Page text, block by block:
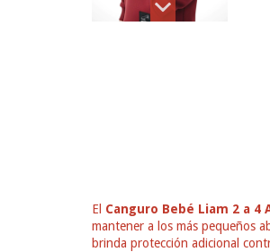
El Canguro Bebé Liam 2 a 4
mantener a los más pequeños
brinda protección adicional